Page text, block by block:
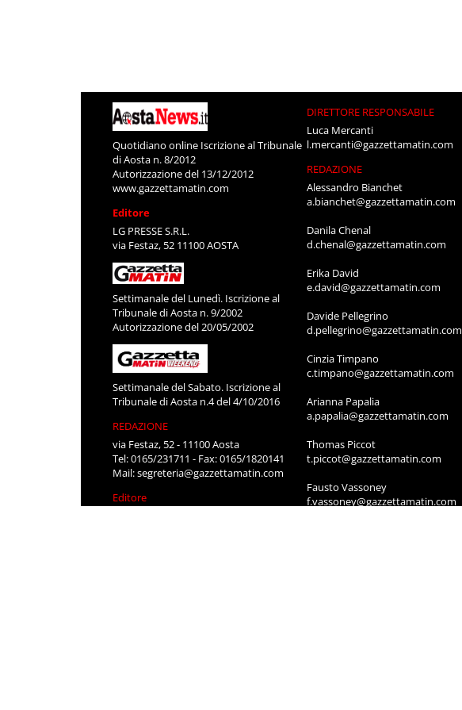
Quotidiano online Iscrizione al Tribunale
di Aosta n. 8/2012
Autorizzazione del 13/12/2012
www.gazzettamatin.com
Editore
LG PRESSE S.R.L.
via Festaz, 52 11100 AOSTA
Settimanale del Lunedì. Iscrizione al
Tribunale di Aosta n. 9/2002
Autorizzazione del 20/05/2002
Settimanale del Sabato. Iscrizione al
Tribunale di Aosta n.4 del 4/10/2016
REDAZIONE
via Festaz, 52 - 11100 Aosta
Tel: 0165/231711 - Fax: 0165/1820141
Mail:segreteria@gazzettamatin.com
Editore
DIRETTORE RESPONSABILE
Luca Mercanti
l.mercanti@gazzettamatin.com
REDAZIONE
Alessandro Bianchet
a.bianchet@gazzettamatin.com
Danila Chenal
d.chenal@gazzettamatin.com
Erika David
e.david@gazzettamatin.com
Davide Pellegrino
d.pellegrino@gazzettamatin.com
Cinzia Timpano
c.timpano@gazzettamatin.com
Arianna Papalia
a.papalia@gazzettamatin.com
Thomas Piccot
t.piccot@gazzettamatin.com
Fausto Vassoney
f.vassoney@gazzettamatin.com